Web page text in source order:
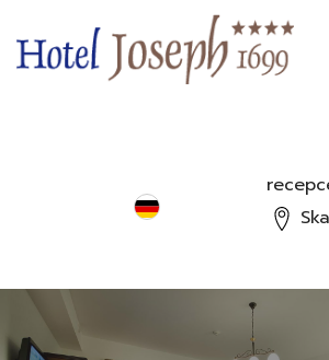
Deutsch
English
Русский